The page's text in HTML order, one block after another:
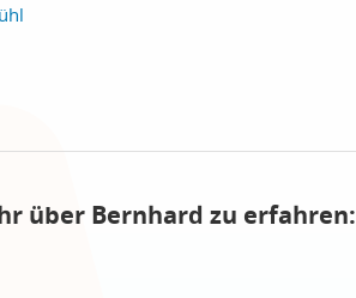
über Bernhard zu erfahren: